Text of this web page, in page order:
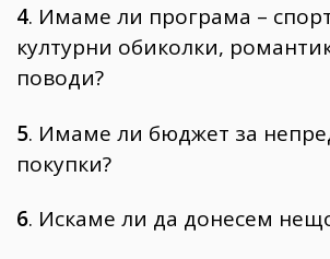
4. Имаме ли програма –
културни обиколки,
поводи?
5. Имаме ли бюджет за
покупки?
6. Искаме ли да донесем